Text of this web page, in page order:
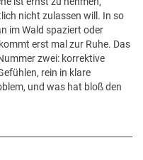
nicht zulassen will. In so
im Wald spaziert oder
erst mal zur Ruhe. Das
zwei: korrektive
rein in klare
und was hat bloß den